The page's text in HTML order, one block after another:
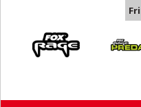
Predator